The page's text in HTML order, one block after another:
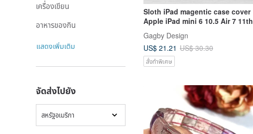
เครื่องเขียน
อาหารของกิน
แสดงเพิ่มเติม
จัดส่งไปยัง
สหรัฐอเมริกา
Sloth iPad magentic case cover
Apple iPad mini 6 10.5 Air 7 11th
Gagby Design
US$ 21.21 US$ 30.30
สั่งทำพิเศษ